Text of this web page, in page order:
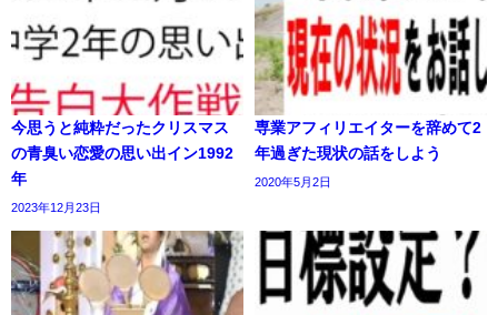
今思うと純粋だったクリスマス
の青臭い恋愛の思い出イン1992
年
2023年12月23日
専業アフィリエイターを辞めて2
年過ぎた現状の話をしよう
2020年5月2日